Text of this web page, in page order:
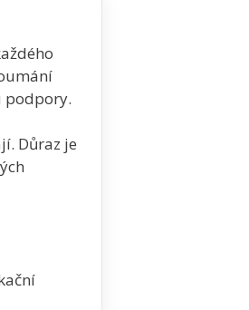
podpory.
Důraz je